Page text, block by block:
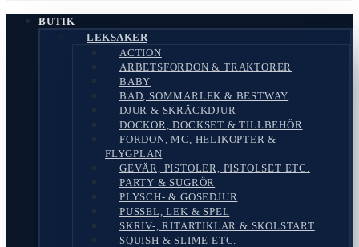
BUTIK
LEKSAKER
ACTION
ARBETSFORDON & TRAKTORER
BABY
BAD, SOMMARLEK & BESTWAY
DJUR & SKRÄCKDJUR
DOCKOR, DOCKSET & TILLBEHÖR
FORDON, MC, HELIKOPTER &
FLYGPLAN
GEVÄR, PISTOLER, PISTOLSET ETC.
PARTY & SUGRÖR
PLYSCH- & GOSEDJUR
PUSSEL, LEK & SPEL
SKRIV-, RITARTIKLAR & SKOLSTART
SQUISH & SLIME ETC.